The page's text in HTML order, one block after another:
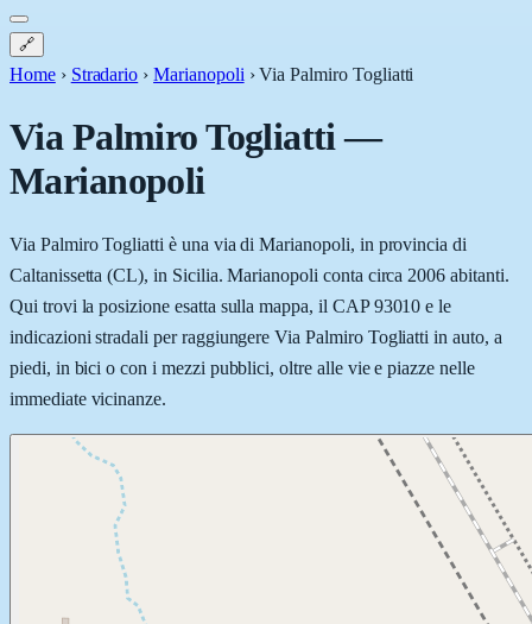
🔗
Home › Stradario › Marianopoli ›Via Palmiro Togliatti
Via Palmiro Togliatti—
Marianopoli
Via Palmiro Togliatti è una via di Marianopoli, in provincia di
Caltanissetta (CL), in Sicilia. Marianopoli conta circa 2006 abitanti.
Qui trovi la posizione esatta sulla mappa, il CAP 93010 e le
indicazioni stradali per raggiungere Via Palmiro Togliatti in auto, a
piedi, in bici o con i mezzi pubblici, oltre alle vie e piazze nelle
immediate vicinanze.